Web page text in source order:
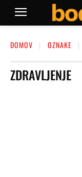
DOMOV OZNAKE
ZDRAVLJENJE